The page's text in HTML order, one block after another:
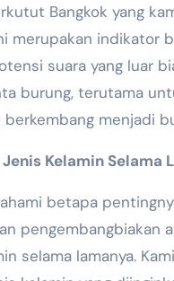
Bangkok yang
merupakan indikator
suara yang luar
burung, terutama
menjadi
Kelamin Selama
betapa
pengembangbiakan
selama lamanya.